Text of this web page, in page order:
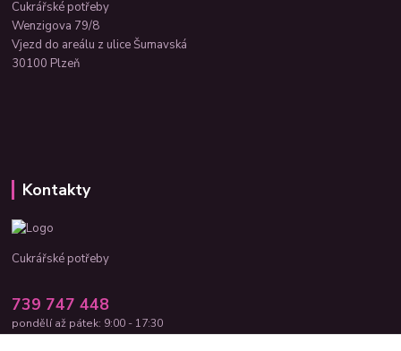
Cukrářské potřeby
Wenzigova 79/8
Vjezd do areálu z ulice Šumavská
30100 Plzeň
Kontakty
Cukrářské potřeby
739 747 448
pondělí až pátek: 9:00 - 17:30